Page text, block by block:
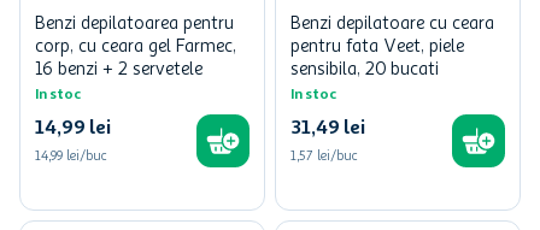
Benzi depilatoarea pentru
corp, cu ceara gel Farmec,
16 benzi + 2 servetele
In stoc
14,99 lei
14,99 lei/buc
Benzi depilatoare cu ceara
pentru fata Veet, piele
sensibila, 20 bucati
In stoc
31,49 lei
1,57 lei/buc